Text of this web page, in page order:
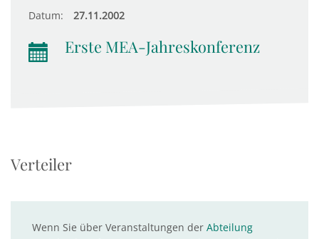
Datum: 27.11.2002
Erste MEA-Jahreskonferenz
Verteiler
Wenn Sie über Veranstaltungen der Abteilung